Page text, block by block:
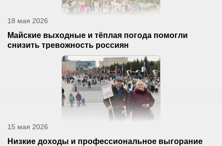
18 мая 2026
Майские выходные и тёплая погода помогли
снизить тревожность россиян
15 мая 2026
Низкие доходы и профессиональное выгорание